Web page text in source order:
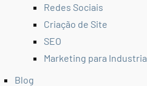
Redes Sociais
Criação de Site
SEO
Marketing para Industria
Blog